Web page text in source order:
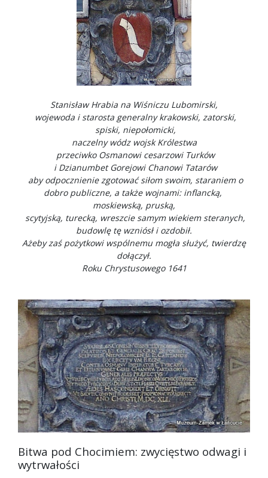
Stanisław Hrabia na Wiśniczu Lubomirski,
wojewoda i starosta generalny krakowski, zatorski,
spiski, niepołomicki,
naczelny wódz wojsk Królestwa
przeciwko Osmanowi cesarzowi Turków
i Dzianumbet Gorejowi Chanowi Tatarów
aby odpocznienie zgotować siłom swoim, staraniem o
dobro publiczne, a także wojnami: inflancką,
moskiewską, pruską,
scytyjską, turecką, wreszcie samym wiekiem steranych,
budowlę tę wzniósł i ozdobił.
Ażeby zaś pożytkowi wspólnemu mogła służyć, twierdzę
dołączył.
Roku Chrystusowego 1641
Bitwa pod Chocimiem: zwycięstwo odwagi i
wytrwałości